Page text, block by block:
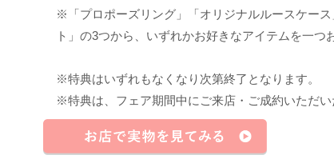
※「プロポーズリング」「オリジナルルースケー
ト」の3つから、いずれかお好きなアイテムを一つ
※特典はいずれもなくなり次第終了となります。
※特典は、フェア期間中にご来店・ご成約いただ